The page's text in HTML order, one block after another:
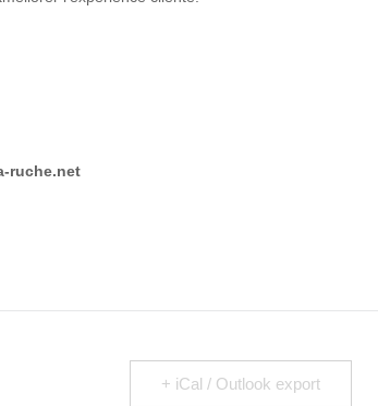
ruche.net
+ iCal / Outlook export